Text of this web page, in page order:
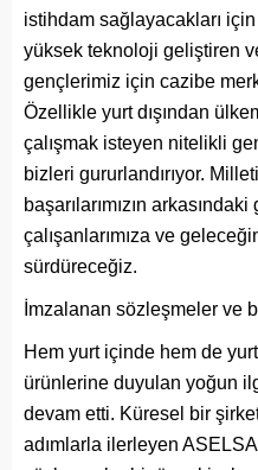
istihdam sağlayacakları
yüksek teknoloji geliştiren
gençlerimiz için cazibe
Özellikle yurt dışından
çalışmak isteyen nitelikli
bizleri gururlandırıyor.
başarılarımızın
çalışanlarımıza ve
sürdüreceğiz.
İmzalanan sözleşmeler ve
Hem yurt içinde hem de yurt
ürünlerine duyulan yoğun
devam etti. Küresel bir
adımlarla ilerleyen